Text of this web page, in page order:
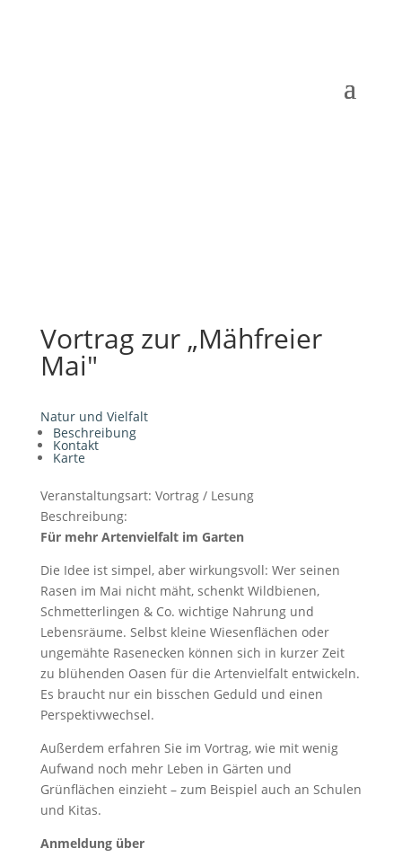
Vortrag zur „Mähfreier
Mai"
Natur und Vielfalt
Beschreibung
Kontakt
Karte
Veranstaltungsart: Vortrag / Lesung
Beschreibung:
Für mehr Artenvielfalt im Garten
Die Idee ist simpel, aber wirkungsvoll: Wer seinen
Rasen im Mai nicht mäht, schenkt Wildbienen,
Schmetterlingen & Co. wichtige Nahrung und
Lebensräume. Selbst kleine Wiesenflächen oder
ungemähte Rasenecken können sich in kurzer Zeit
zu blühenden Oasen für die Artenvielfalt entwickeln.
Es braucht nur ein bisschen Geduld und einen
Perspektivwechsel.
Außerdem erfahren Sie im Vortrag, wie mit wenig
Aufwand noch mehr Leben in Gärten und
Grünflächen einzieht – zum Beispiel auch an Schulen
und Kitas.
Anmeldung über